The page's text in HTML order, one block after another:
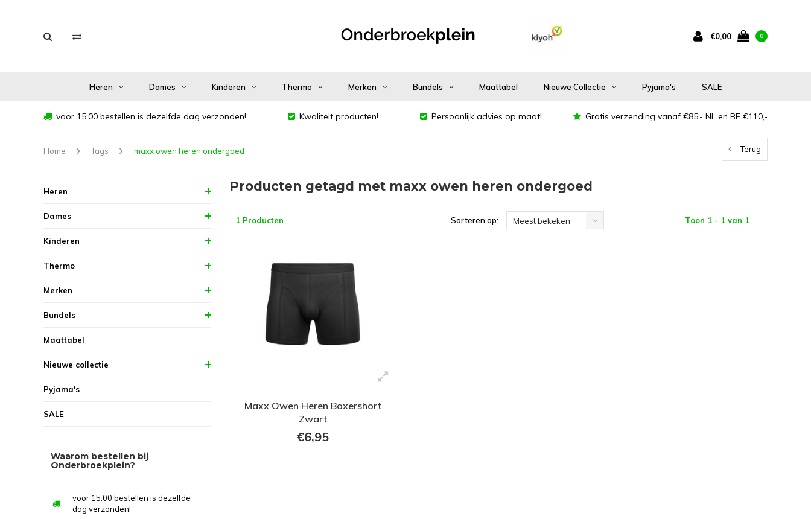
€0,00 0
Heren Dames Kinderen Thermo Merken Bundels Maattabel Nieuwe Collectie Pyjama's SALE
voor 15:00 bestellen is dezelfde dag verzonden! Kwaliteit producten! Persoonlijk advies op maat! Gratis verzending vanaf €85,- NL en BE €110,-
Home Tags maxx owen heren ondergoed Terug
Heren
Dames
Kinderen
Thermo
Merken
Bundels
Maattabel
Nieuwe collectie
Pyjama's
SALE
Waarom bestellen bij
Onderbroekplein?
voor 15:00 bestellen is dezelfde
dag verzonden!
Producten getagd met maxx owen heren ondergoed
1 Producten Sorteren op: Meest bekeken Toon 1 - 1 van 1
Maxx Owen Heren Boxershort
Zwart
€6,95